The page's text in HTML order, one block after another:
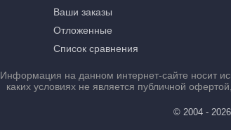
Ваши заказы
Отложенные
Список сравнения
Информация на данном интернет-сайте носит
каких условиях не является публичной
© 2004 -